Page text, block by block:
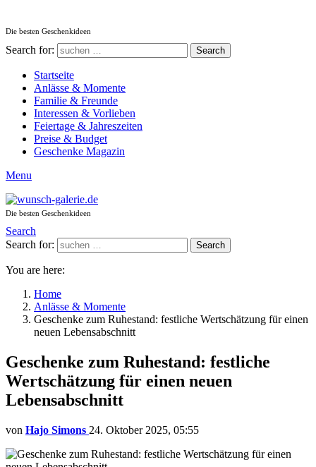
Die besten Geschenkideen
Search for: Search
Startseite
Anlässe & Momente
Familie & Freunde
Interessen & Vorlieben
Feiertage & Jahreszeiten
Preise & Budget
Geschenke Magazin
Menu
Die besten Geschenkideen
Search
Search for:
Search
You are here:
Home
Anlässe & Momente
Geschenke zum Ruhestand: festliche Wertschätzung für einen
neuen Lebensabschnitt
Geschenke zum Ruhestand: festliche
Wertschätzung für einen neuen
Lebensabschnitt
von Hajo Simons 24. Oktober 2025, 05:55